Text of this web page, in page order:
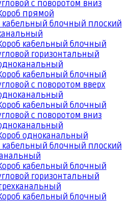
с поворотом вниз
прямой
кабельный блочный плоский
кабельный блочный
горизонтальный
кабельный блочный
с поворотом вверх
кабельный блочный
с поворотом вниз
одноканальный
кабельный блочный плоский
кабельный блочный
горизонтальный
кабельный блочный